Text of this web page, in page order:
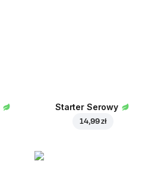
Starter Serowy
14,99 zł